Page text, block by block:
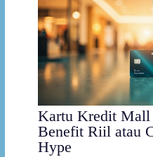
Kartu Kredit Mall
Benefit Riil atau
Hype